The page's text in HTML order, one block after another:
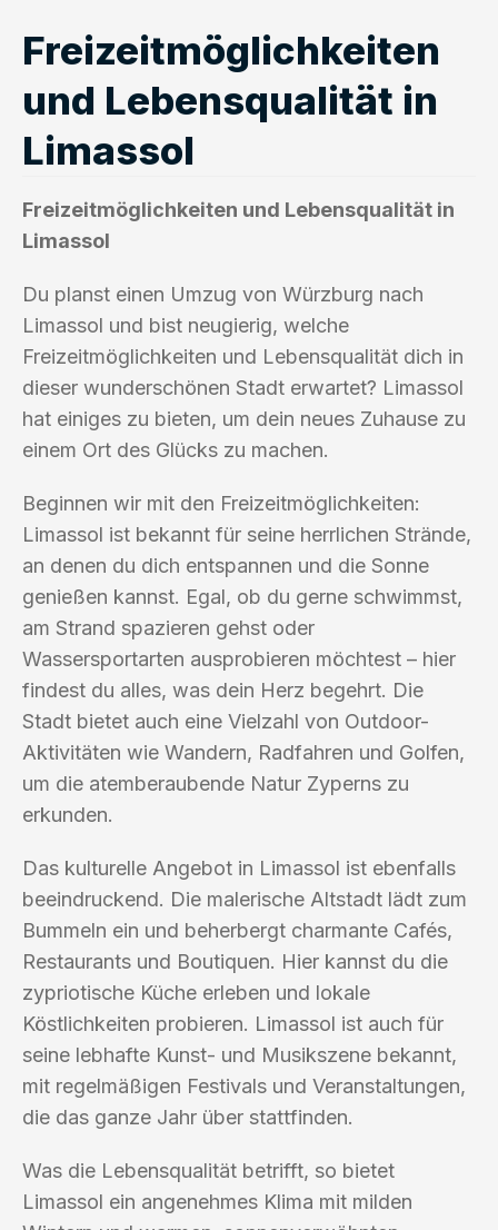
Freizeitmöglichkeiten
und Lebensqualität in
Limassol
Freizeitmöglichkeiten und Lebensqualität in
Limassol
Du planst einen Umzug von Würzburg nach
Limassol und bist neugierig, welche
Freizeitmöglichkeiten und Lebensqualität dich in
dieser wunderschönen Stadt erwartet? Limassol
hat einiges zu bieten, um dein neues Zuhause zu
einem Ort des Glücks zu machen.
Beginnen wir mit den Freizeitmöglichkeiten:
Limassol ist bekannt für seine herrlichen Strände,
an denen du dich entspannen und die Sonne
genießen kannst. Egal, ob du gerne schwimmst,
am Strand spazieren gehst oder
Wassersportarten ausprobieren möchtest – hier
findest du alles, was dein Herz begehrt. Die
Stadt bietet auch eine Vielzahl von Outdoor-
Aktivitäten wie Wandern, Radfahren und Golfen,
um die atemberaubende Natur Zyperns zu
erkunden.
Das kulturelle Angebot in Limassol ist ebenfalls
beeindruckend. Die malerische Altstadt lädt zum
Bummeln ein und beherbergt charmante Cafés,
Restaurants und Boutiquen. Hier kannst du die
zypriotische Küche erleben und lokale
Köstlichkeiten probieren. Limassol ist auch für
seine lebhafte Kunst- und Musikszene bekannt,
mit regelmäßigen Festivals und Veranstaltungen,
die das ganze Jahr über stattfinden.
Was die Lebensqualität betrifft, so bietet
Limassol ein angenehmes Klima mit milden